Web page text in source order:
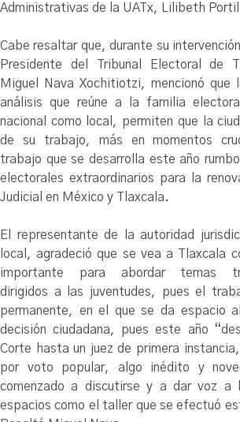
Administrativas de la UATx, Lilibeth
Cabe resaltar que, durante su
Presidente del Tribunal Electoral de
Miguel Nava Xochitiotzi, mencionó que
análisis que reúne a la familia
nacional como local, permiten que la
de su trabajo, más en momentos
trabajo que se desarrolla este año
electorales extraordinarios para la
Judicial en México y Tlaxcala.
El representante de la autoridad
local, agradeció que se vea a Tlaxcala
importante para abordar temas
dirigidos a las juventudes, pues el
permanente, en el que se da espacio
decisión ciudadana, pues este año
Corte hasta un juez de primera
por voto popular, algo inédito y
comenzado a discutirse y a dar voz a
espacios como el taller que se efectuó